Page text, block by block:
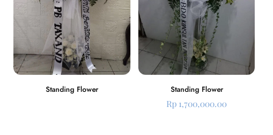
Standing Flower Standing Flower
Rp 1,700,000.00